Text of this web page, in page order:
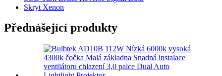
Skryt Xenon
Přednášející produkty